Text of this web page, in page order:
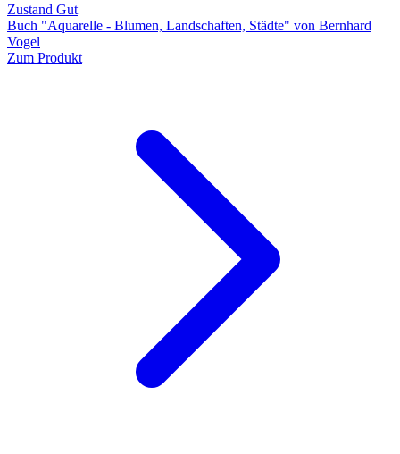
Zustand Gut
Buch "Aquarelle - Blumen, Landschaften, Städte" von Bernhard
Vogel
Zum Produkt